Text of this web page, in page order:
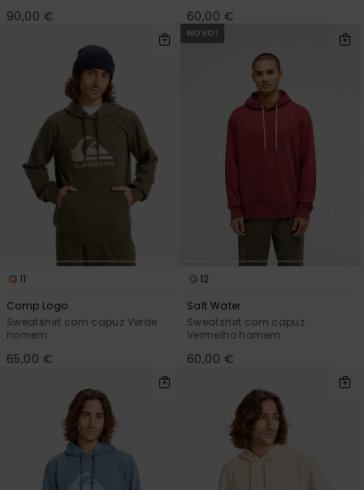
90,00 € 60,00 €
11
Comp Logo
Sweatshirt com capuz Verde
homem
65,00 €
NOVO!
12
Salt Water
Sweatshirt com capuz
Vermelho homem
60,00 €